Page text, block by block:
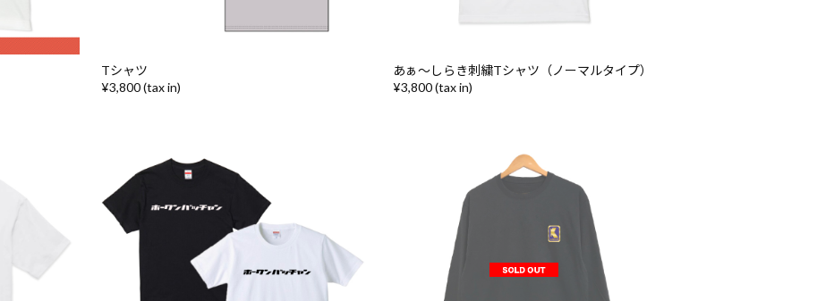
Tシャツ
¥3,800 (tax in)
あぁ〜しらき刺繍Tシャツ（ノーマルタイプ）
¥3,800 (tax in)